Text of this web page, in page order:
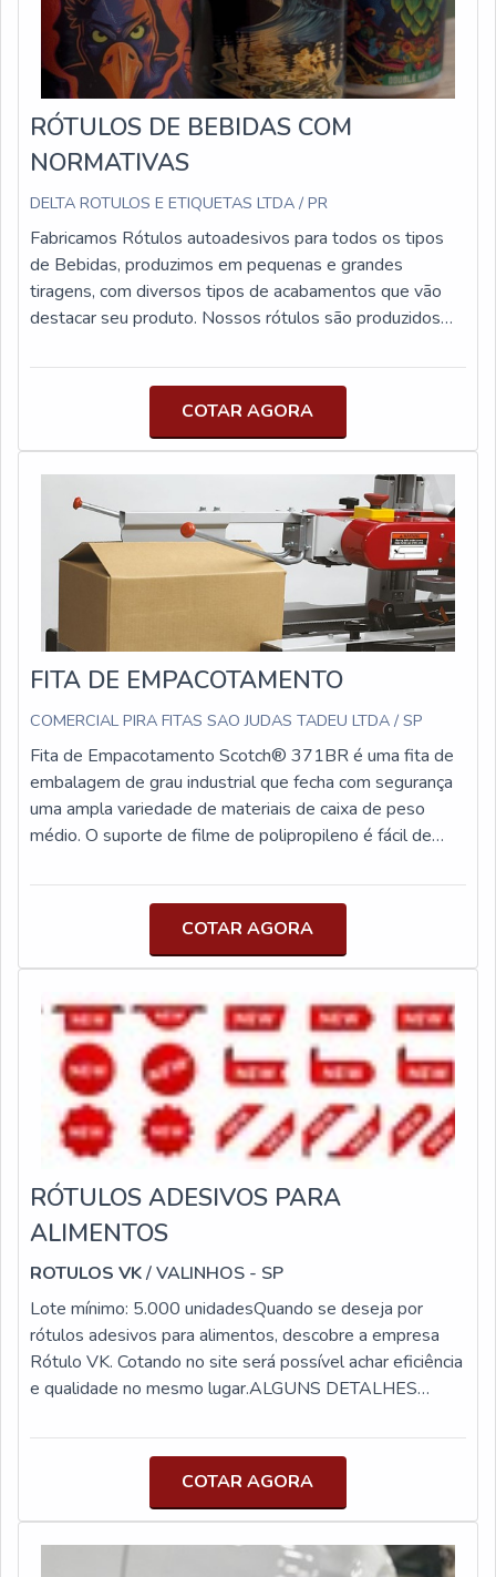
baixo custo. É importante mencionar que o ribbon é
fabricado em configurações distintas, para diferentes
finalidades e para cada tipo de impressora. Ou seja, ele
vai variar em: entintamento externo ou interno; tipos de
tinta (resina, cera ou misto); medidas (largura do rolo,
comprimento do ribbon, diâmetro do tubete);
RÓTULOS DE BEBIDAS COM
NORMATIVAS
DELTA ROTULOS E ETIQUETAS LTDA / PR
Fabricamos Rótulos autoadesivos para todos os tipos
de Bebidas, produzimos em pequenas e grandes
tiragens, com diversos tipos de acabamentos que vão
destacar seu produto. Nossos rótulos são produzidos
tamanhos, adequados para garrafas e latas de todos os
normativas para sua identificação e rastreabilidade.
Através das nossas parcerias estratégicas podemos
auxiliá-los quanto as garantias dos cumprimentos legais.
Desenvolvemos soluções personalizadas para cada
COTAR AGORA
FITA DE EMPACOTAMENTO
COMERCIAL PIRA FITAS SAO JUDAS TADEU LTDA / SP
Fita de Empacotamento Scotch® 371BR é uma fita de
embalagem de grau industrial que fecha com segurança
uma ampla variedade de materiais de caixa de peso
médio. O suporte de filme de polipropileno é fácil de
suporte adapta-se facilmente em torno das bordas e em
Empacotamento Scotch® 371BR é uma fita de
embalagem de filme de polipropileno de grau industrial
de 1,8 mil com um adesivo de borracha sintética que
oferece consistência rolo a rolo para aumentar a
produtividade e melhorar o custo unitário. Ele é
projetado especificamente para flexibilidade e
conformabilidade sob estresse e é ideal para aplicações
industriais gerais. É fácil desenrolar e dispensar com
dispensadores manuais ou os seladores de caixas 3M-
Matic™. Esta fita resiste à abrasão, umidade, produtos
químicos e arranhões para um desempenho duradouro.
COTAR AGORA
RÓTULOS ADESIVOS PARA
ALIMENTOS
ROTULOS VK/ VALINHOS - SP
Lote mínimo: 5.000 unidadesQuando se deseja por
rótulos adesivos para alimentos, descobre a empresa
Rótulo VK. Cotando no site será possível achar eficiência
e qualidade no mesmo lugar.ALGUNS DETALHES
precisa encontrar rótulos adesivos para alimentos,
com rótulos adesivos personalizados sp e etiquetas
ribbon em sp, sendo assim, você receberá o melhor que
há neste setor.Ainda sobre rótulos adesivos para
COTAR AGORA